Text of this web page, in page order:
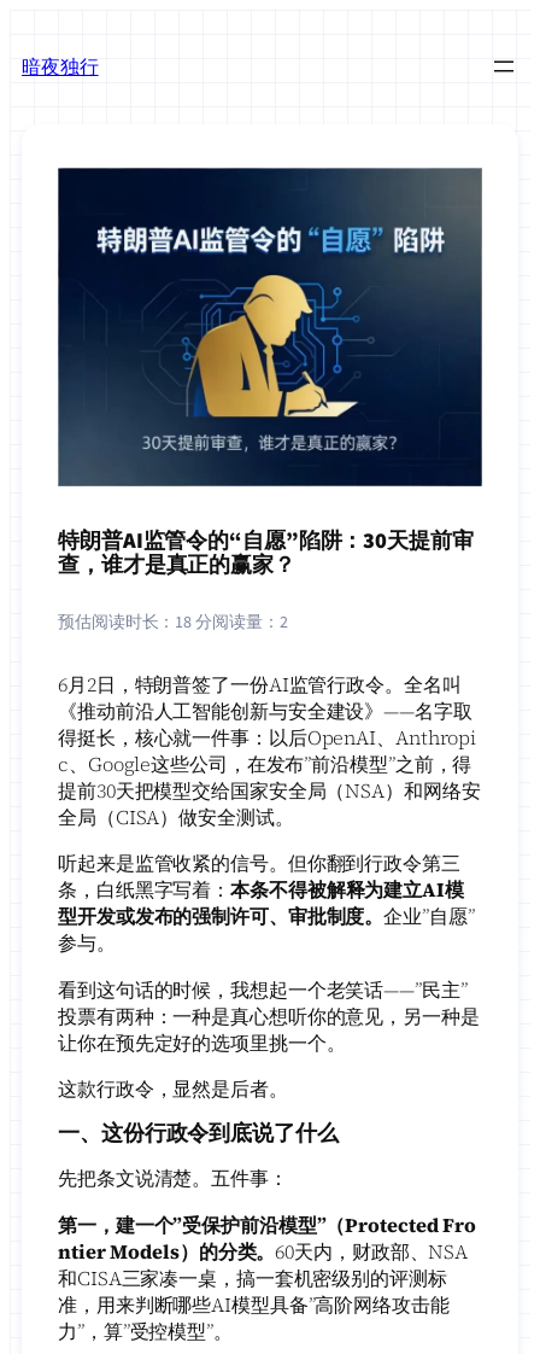
内
暗夜独行
特朗普AI监管令的“自愿”陷阱：30天提前审
查，谁才是真正的赢家？
预估阅读时长： 18 分阅读量： 2
6月2日，特朗普签了一份AI监管行政令。全名叫
《推动前沿人工智能创新与安全建设》——名字取
得挺长，核心就一件事：以后OpenAI、Anthropi
c、Google这些公司，在发布”前沿模型”之前，得
提前30天把模型交给国家安全局（NSA）和网络安
全局（CISA）做安全测试。
听起来是监管收紧的信号。但你翻到行政令第三
条，白纸黑字写着：本条不得被解释为建立AI模
型开发或发布的强制许可、审批制度。企业”自愿”
参与。
看到这句话的时候，我想起一个老笑话——”民主”
投票有两种：一种是真心想听你的意见，另一种是
让你在预先定好的选项里挑一个。
这款行政令，显然是后者。
一、这份行政令到底说了什么
先把条文说清楚。五件事：
第一，建一个”受保护前沿模型”（Protected Fro
ntier Models）的分类。60天内，财政部、NSA
和CISA三家凑一桌，搞一套机密级别的评测标
准，用来判断哪些AI模型具备”高阶网络攻击能
力”，算”受控模型”。